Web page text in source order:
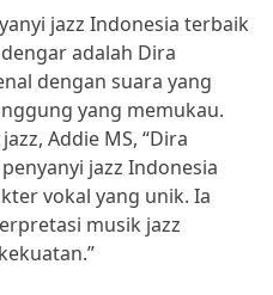
jazz Indonesia terbaik
adalah Dira
dengan suara yang
yang memukau.
Addie MS, “Dira
jazz Indonesia
vokal yang unik. Ia
musik jazz